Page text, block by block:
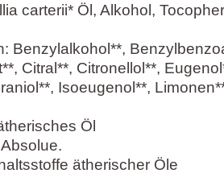
carterii* Öl, Alkohol,
Benzylalkohol**,
Citral**, Citronellol**,
Isoeugenol**,
Öl
ätherischer Öle